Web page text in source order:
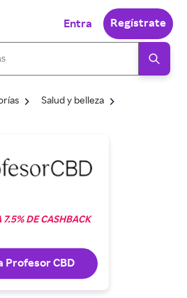
Entra Regístrate
Salud y belleza
7.5% DE CASHBACK
Profesor CBD